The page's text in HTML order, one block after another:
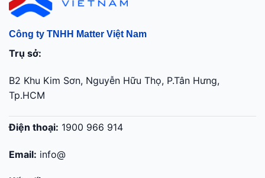
Công ty TNHH Matter Việt Nam
Trụ sở:
B2 Khu Kim Sơn, Nguyễn Hữu Thọ, P.Tân Hưng,
Tp.HCM
Điện thoại: 1900 966 914
Email: info@